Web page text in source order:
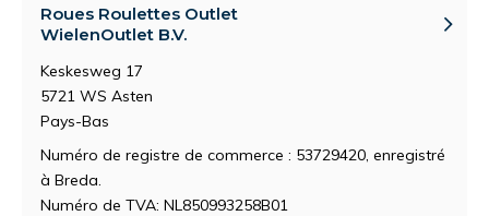
Roues Roulettes Outlet
WielenOutlet B.V.
Keskesweg 17
5721 WS Asten
Pays-Bas
Numéro de registre de commerce : 53729420, enregistré
à Breda.
Numéro de TVA: NL850993258B01